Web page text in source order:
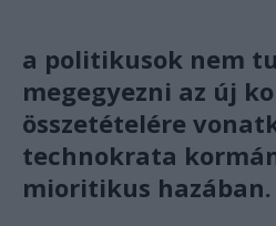
a politikusok nem
megegyezni az új
összetételére
technokrata
mioritikus hazában.